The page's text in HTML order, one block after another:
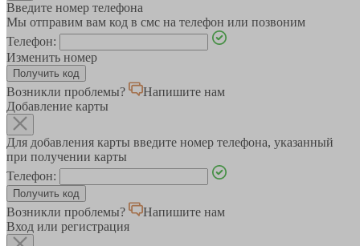
Введите номер телефона
Мы отправим вам код в смс на телефон или позвоним
Телефон:
Изменить номер
Возникли проблемы?
Напишите нам
Добавление карты
Для добавления карты введите номер телефона, указанный
при получении карты
Телефон:
Возникли проблемы?
Напишите нам
Вход или регистрация